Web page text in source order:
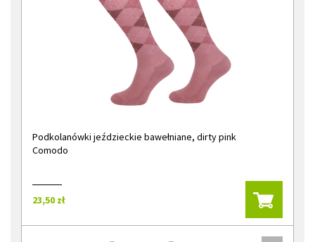
Podkolanówki jeździeckie bawełniane, dirty pink
Comodo
23,50 zł